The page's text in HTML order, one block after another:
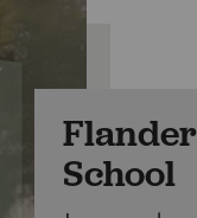
School